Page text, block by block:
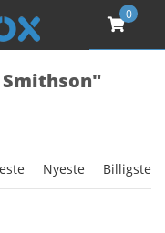
0
Nyeste Billigste